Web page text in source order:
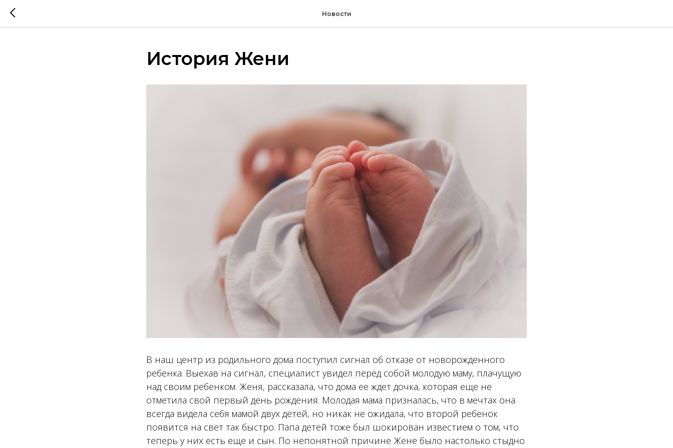
Новости
История Жени
В наш центр из родильного дома поступил сигнал об отказе от новорожденного
ребенка. Выехав на сигнал, специалист увидел перед собой молодую маму, плачущую
над своим ребенком. Женя, рассказала, что дома ее ждет дочка, которая еще не
отметила свой первый день рождения. Молодая мама призналась, что в мечтах она
всегда видела себя мамой двух детей, но никак не ожидала, что второй ребенок
появится на свет так быстро. Папа детей тоже был шокирован известием о том, что
теперь у них есть еще и сын. По непонятной причине Жене было настолько стыдно